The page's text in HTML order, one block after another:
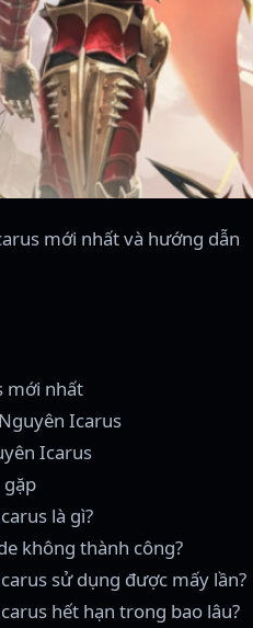
mới nhất và hướng dẫn
mới nhất
Icarus
Icarus
là gì?
không thành công?
sử dụng được mấy lần?
hết hạn trong bao lâu?